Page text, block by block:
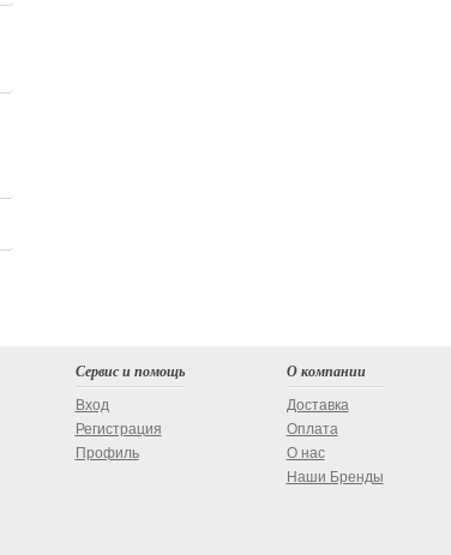
Сервис и помощь
Вход
Регистрация
Профиль
О компании
Доставка
Оплата
О нас
Наши Бренды